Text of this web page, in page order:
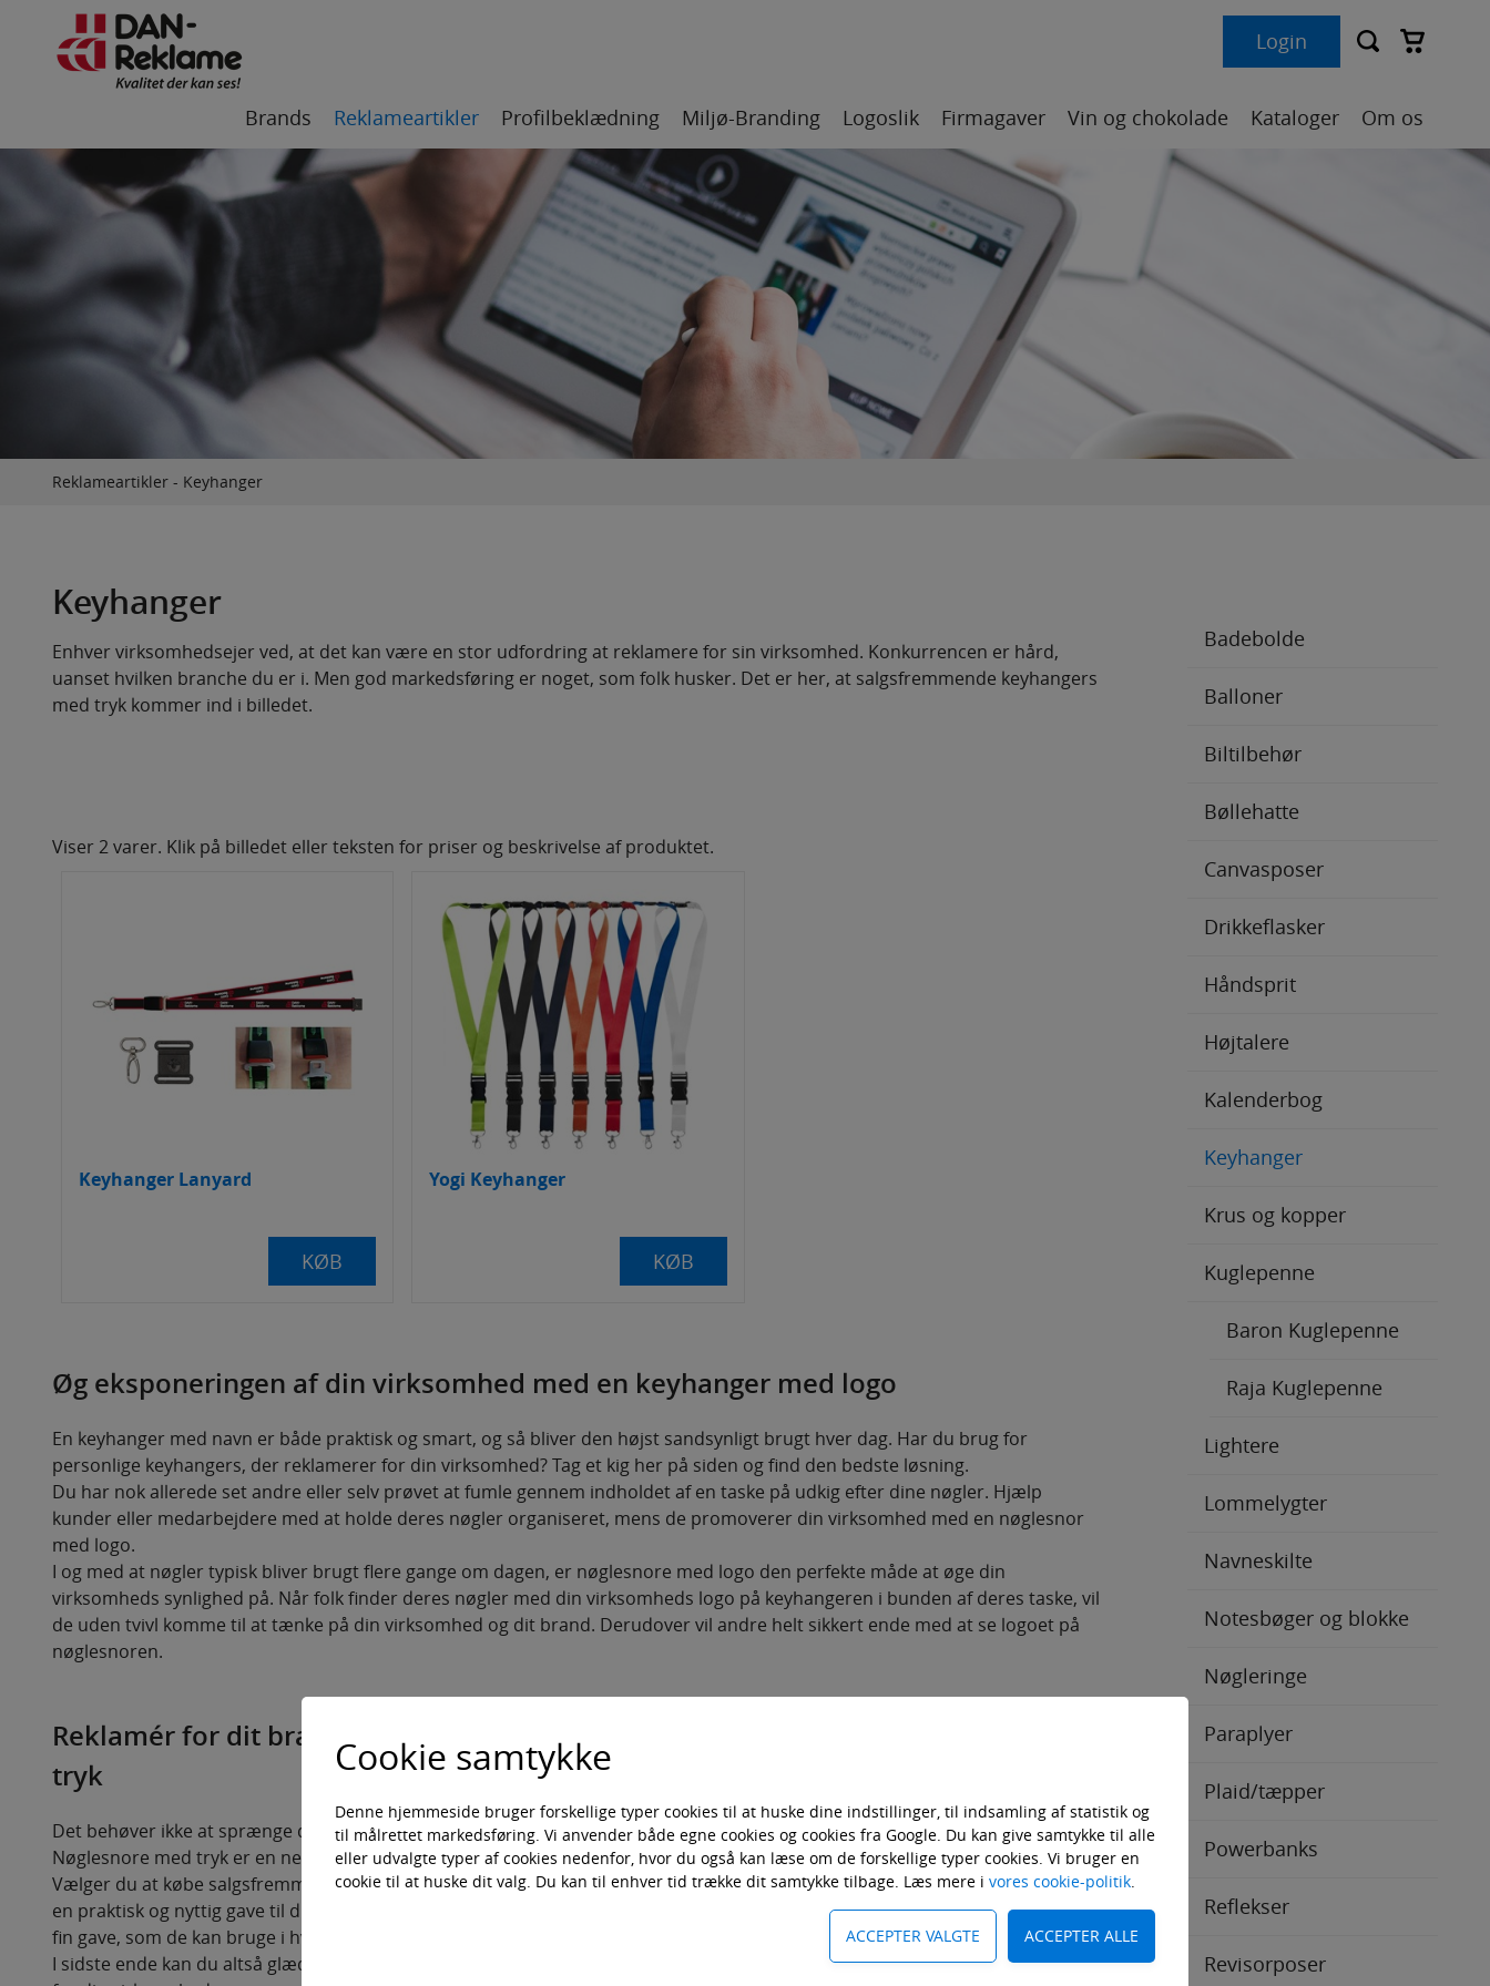
Der er ingen varer i indkøbskurven.
Login
Brands Reklameartikler Profilbeklædning Miljø-Branding Logoslik Firmagaver Vin og chokolade Kataloger Om os
Reklameartikler - Keyhanger
Keyhanger
Enhver virksomhedsejer ved, at det kan være en stor udfordring at reklamere for sin virksomhed. Konkurrencen er hård,
uanset hvilken branche du er i. Men god markedsføring er noget, som folk husker. Det er her, at salgsfremmende keyhangers
med tryk kommer ind i billedet.
Viser 2 varer. Klik på billedet eller teksten for priser og beskrivelse af produktet.
Keyhanger Lanyard
KØB
Yogi Keyhanger
KØB
Øg eksponeringen af din virksomhed med en keyhanger med logo
En keyhanger med navn er både praktisk og smart, og så bliver den højst sandsynligt brugt hver dag. Har du brug for
personlige keyhangers, der reklamerer for din virksomhed? Tag et kig her på siden og find den bedste løsning.
Du har nok allerede set andre eller selv prøvet at fumle gennem indholdet af en taske på udkig efter dine nøgler. Hjælp
kunder eller medarbejdere med at holde deres nøgler organiseret, mens de promoverer din virksomhed med en nøglesnor
med logo.
I og med at nøgler typisk bliver brugt flere gange om dagen, er nøglesnore med logo den perfekte måde at øge din
virksomheds synlighed på. Når folk finder deres nøgler med din virksomheds logo på keyhangeren i bunden af deres taske, vil
de uden tvivl komme til at tænke på din virksomhed og dit brand. Derudover vil andre helt sikkert ende med at se logoet på
nøglesnoren.
Reklamér for dit brand på en nem og overkommelig måde med nøglesnore med
tryk
Det behøver ikke at sprænge dit budget at reklamere for din virksomhed. Det kan du nemlig gøre på mange måder.
Nøglesnore med tryk er en nem og overkommelig måde, der kan ende med at øge dit salg.
Vælger du at købe salgsfremmende keyhangers med eget logo, får du en bred vifte af fordele. Først og fremmest kan du give
en praktisk og nyttig gave til dine kunder, hvilket de vil sætte stor pris på. Ydermere kan du glæde dine medarbejdere med en
fin gave, som de kan bruge i hverdagen.
I sidste ende kan du altså glæde dine kunder og medarbejdere med en keyhanger med logo, mens du samtidigt reklamerer
Badebolde
Balloner
Biltilbehør
Bøllehatte
Canvasposer
Drikkeflasker
Håndsprit
Højtalere
Kalenderbog
Keyhanger
Krus og kopper
Kuglepenne
Baron Kuglepenne
Raja Kuglepenne
Lightere
Lommelygter
Navneskilte
Notesbøger og blokke
Nøgleringe
Paraplyer
Plaid/tæpper
Powerbanks
Reflekser
Revisorposer
Cookie samtykke
Denne hjemmeside bruger forskellige typer cookies til at huske dine indstillinger, til indsamling af statistik og
til målrettet markedsføring. Vi anvender både egne cookies og cookies fra Google. Du kan give samtykke til alle
eller udvalgte typer af cookies nedenfor, hvor du også kan læse om de forskellige typer cookies. Vi bruger en
cookie til at huske dit valg. Du kan til enhver tid trække dit samtykke tilbage. Læs mere i vores cookie-politik.